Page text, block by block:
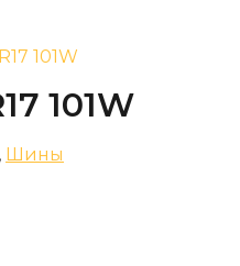
101W
101W
, Шины